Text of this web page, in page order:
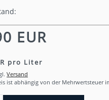
EUR
pro Liter
Versand
ist abhängig von der Mehrwertsteuer